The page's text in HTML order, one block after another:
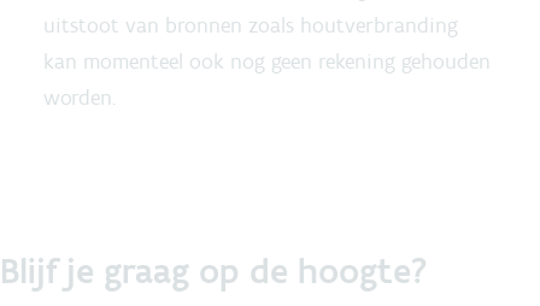
uitstoot van bronnen zoals houtverbranding
kan momenteel ook nog geen rekening gehouden
worden.
Blijf je graag op de hoogte?